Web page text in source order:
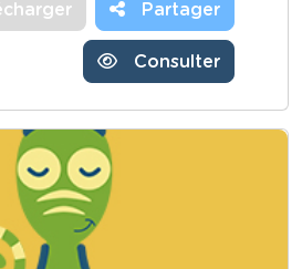
Partager
Consulter